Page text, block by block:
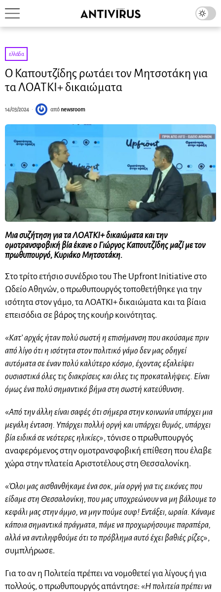
ελλάδα
Ο Καπουτζίδης ρωτάει τον Μητσοτάκη για
τα ΛΟΑΤΚΙ+ δικαιώματα
14/03/2024 από newsroom
Μια συζήτηση για τα ΛΟΑΤΚΙ+ δικαιώματα και την
ομοτρανσφοβική βία έκανε ο Γιώργος Καπουτζίδης μαζί με τον
πρωθυπουργό, Κυριάκο Μητσοτάκη.
Στο τρίτο ετήσιο συνέδριο του The Upfront Initiative στο
Ωδείο Αθηνών, ο πρωθυπουργός τοποθετήθηκε για την
ισότητα στον γάμο, τα ΛΟΑΤΚΙ+ δικαιώματα και τα βίαια
επεισόδια σε βάρος της κουήρ κοινότητας.
«Κατ’ αρχάς ήταν πολύ σωστή η επισήμανση που ακούσαμε πριν
από λίγο ότι η ισότητα στον πολιτικό γάμο δεν μας οδηγεί
αυτόματα σε έναν πολύ καλύτερο κόσμο, έχοντας εξαλείψει
ουσιαστικά όλες τις διακρίσεις και όλες τις προκαταλήψεις. Είναι
όμως ένα πολύ σημαντικό βήμα στη σωστή κατεύθυνση.
«Από την άλλη είναι σαφές ότι σήμερα στην κοινωνία υπάρχει μια
μεγάλη ένταση. Υπάρχει πολλή οργή και υπάρχει θυμός, υπάρχει
βία ειδικά σε νεότερες ηλικίες», τόνισε ο πρωθυπουργός
αναφερόμενος στην ομοτρανσφοβική επίθεση που έλαβε
χώρα στην πλατεία Αριστοτέλους στη Θεσσαλονίκη.
«Όλοι μας αισθανθήκαμε ένα σοκ, μία οργή για τις εικόνες που
είδαμε στη Θεσσαλονίκη, που μας υποχρεώνουν να μη βάλουμε το
κεφάλι μας στην άμμο, να μην πούμε ουφ! Εντάξει, ωραία. Κάναμε
κάποια σημαντικά πράγματα, πάμε να προχωρήσουμε παραπέρα,
αλλά να αντιληφθούμε ότι το πρόβλημα αυτό έχει βαθιές ρίζες»,
συμπλήρωσε.
Για το αν η Πολιτεία πρέπει να νομοθετεί για λίγους ή για
πολλούς, ο πρωθυπουργός απάντησε: «Η πολιτεία πρέπει να